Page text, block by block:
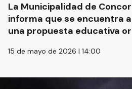
La Municipalidad de
informa que se encuentra
una propuesta educativa
15 de mayo de 2026 | 14:00